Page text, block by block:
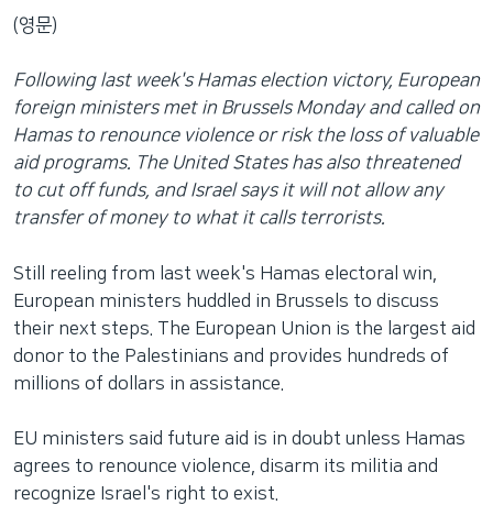
(영문)
Following last week's Hamas election victory, European
foreign ministers met in Brussels Monday and called on
Hamas to renounce violence or risk the loss of valuable
aid programs. The United States has also threatened
to cut off funds, and Israel says it will not allow any
transfer of money to what it calls terrorists.
Still reeling from last week's Hamas electoral win,
European ministers huddled in Brussels to discuss
their next steps. The European Union is the largest aid
donor to the Palestinians and provides hundreds of
millions of dollars in assistance.
EU ministers said future aid is in doubt unless Hamas
agrees to renounce violence, disarm its militia and
recognize Israel's right to exist.